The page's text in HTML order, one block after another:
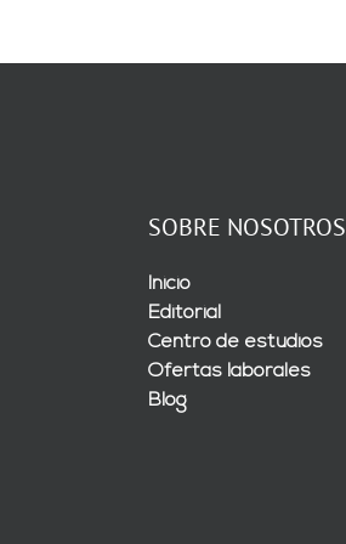
SOBRE NOSOTROS
Inicio
Editorial
Centro de estudios
Ofertas laborales
Blog